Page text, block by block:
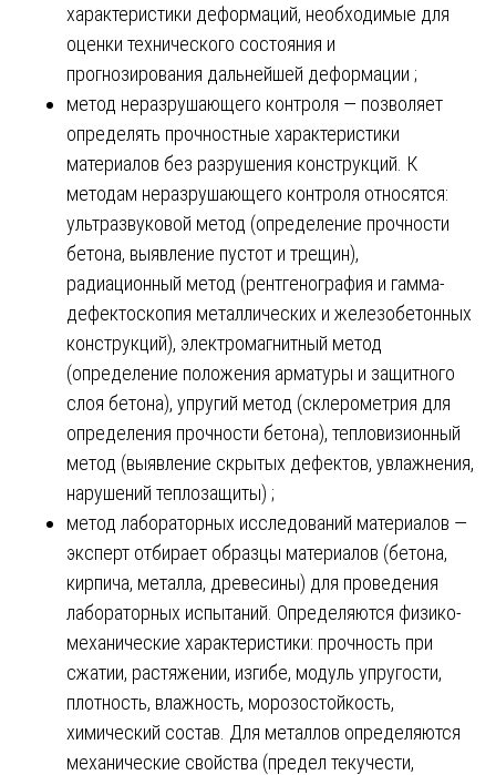
характеристики деформаций, необходимые для
оценки технического состояния и
прогнозирования дальнейшей деформации ;
метод неразрушающего контроля — позволяет
определять прочностные характеристики
материалов без разрушения конструкций. К
методам неразрушающего контроля относятся:
ультразвуковой метод (определение прочности
бетона, выявление пустот и трещин),
радиационный метод (рентгенография и гамма-
дефектоскопия металлических и железобетонных
конструкций), электромагнитный метод
(определение положения арматуры и защитного
слоя бетона), упругий метод (склерометрия для
определения прочности бетона), тепловизионный
метод (выявление скрытых дефектов, увлажнения,
нарушений теплозащиты) ;
метод лабораторных исследований материалов —
эксперт отбирает образцы материалов (бетона,
кирпича, металла, древесины) для проведения
лабораторных испытаний. Определяются физико-
механические характеристики: прочность при
сжатии, растяжении, изгибе, модуль упругости,
плотность, влажность, морозостойкость,
химический состав. Для металлов определяются
механические свойства (предел текучести,